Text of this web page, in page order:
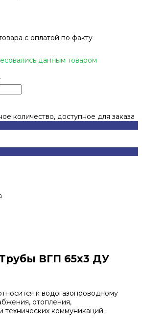
с оплатой по факту
данным товаром
количество, доступное для заказа
ВГП 65х3 ДУ
к водогазопроводному
отопления,
технических коммуникаций.